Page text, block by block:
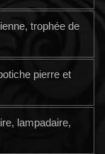
trophée de
pierre et
lampadaire,